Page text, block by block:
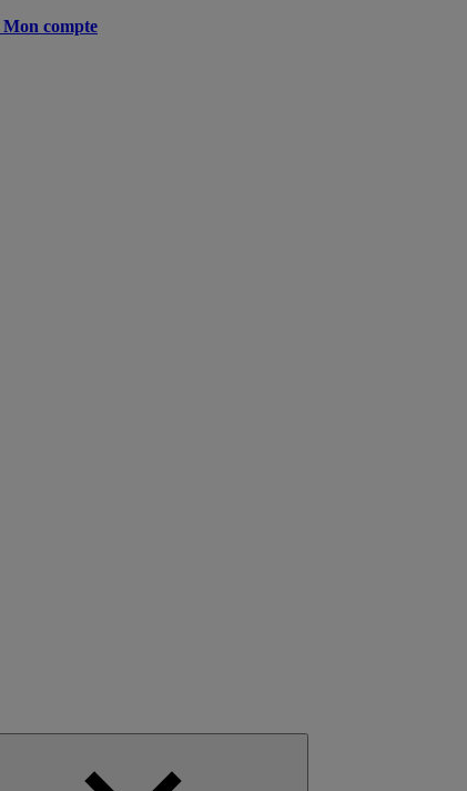
Mon compte